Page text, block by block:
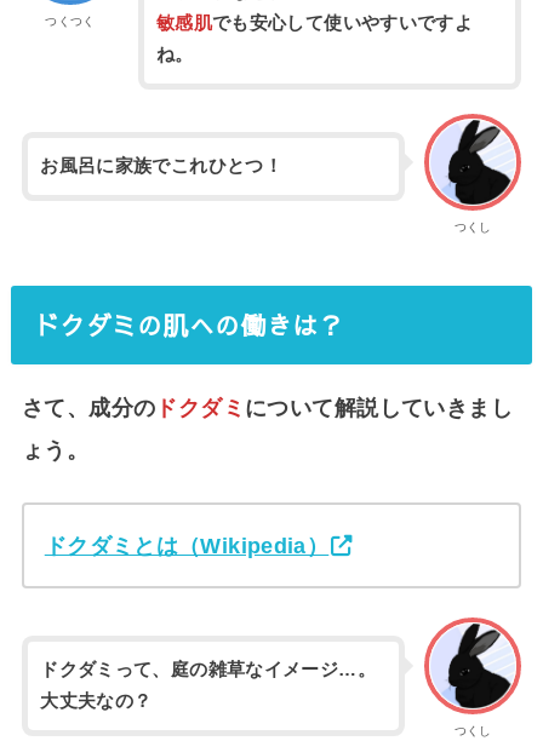
つくつく
敏感肌でも安心して使いやすいですよ
ね。
つくし
お風呂に家族でこれひとつ！
ドクダミの肌への働きは？
さて、成分の ドクダミ について解説していきまし
ょう。
ドクダミとは（Wikipedia）
つくし
ドクダミって、庭の雑草なイメージ…。
大丈夫なの？